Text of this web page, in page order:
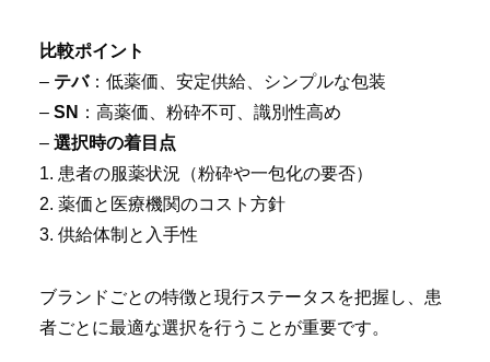
比較ポイント
– テバ：低薬価、安定供給、シンプルな包装
– SN ：高薬価、粉砕不可、識別性高め
– 選択時の着目点
1. 患者の服薬状況（粉砕や一包化の要否）
2. 薬価と医療機関のコスト方針
3. 供給体制と入手性
ブランドごとの特徴と現行ステータスを把握し、患
者ごとに最適な選択を行うことが重要です。